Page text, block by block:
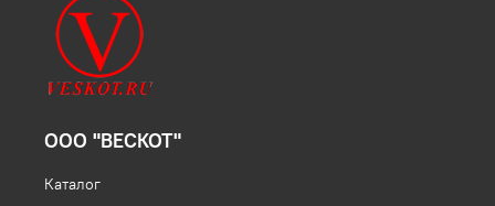
ООО "ВЕСКОТ"
Каталог